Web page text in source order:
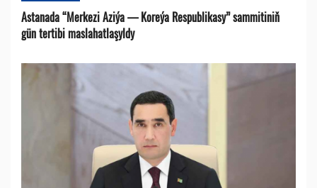
Astanada “Merkezi Aziýa — Koreýa Respublikasy” sammitiniň
gün tertibi maslahatlaşyldy